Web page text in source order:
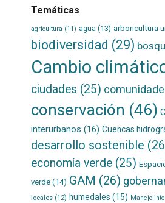
Temáticas
agricultura (11) agua (13) arboricultura
biodiversidad (29)
Cambio
ciudades (25)
conservación (46)
interurbanos (16) Cuencas
desarrollo sostenible
economía verde(25)
verde(14) GAM (26)
locales(12) humedales (15) Manejo